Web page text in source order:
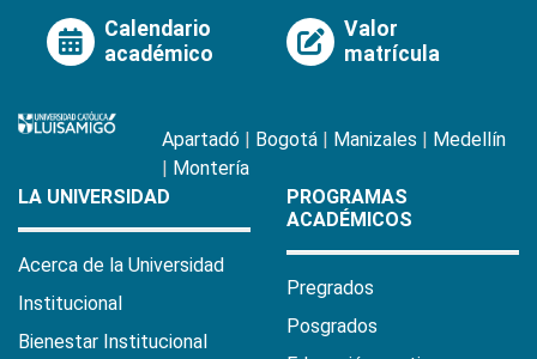
Calendario
académico
Valor
matrícula
Apartadó Bogotá Manizales
Medellín
Montería
LA UNIVERSIDAD
Acerca de la Universidad
Institucional
Bienestar Institucional
PROGRAMAS
ACADÉMICOS
Pregrados
Posgrados